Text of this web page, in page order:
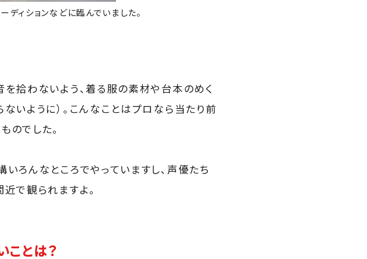
ィションなどに臨んでいました。
拾わないよう、着る服の素材や台本のめく
いように）。こんなことはプロなら当たり前
のでした。
ろんなところでやっていますし、声優たち
で観られますよ。
ことは？